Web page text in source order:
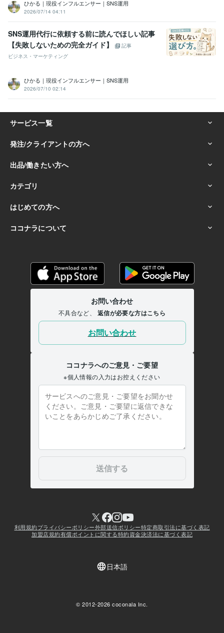
ひかる｜現役インフルエンサー｜SNS運用
2026/07/14 04:11
SNS運用代行に依頼する前に読んでほしい記事
【失敗しないための完全ガイド】
記事
ビジネス・マーケティング
ひかる｜現役インフルエンサー｜SNS運用
2026/07/10 02:14